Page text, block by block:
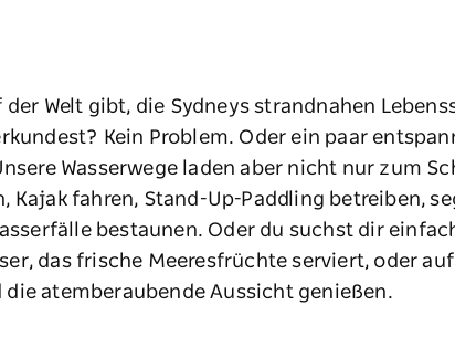
Welt gibt, die Sydneys strandnahen
Kein Problem. Oder ein paar
Wasserwege laden aber nicht nur zum
Kajak fahren, Stand-Up-Paddling betreiben,
bestaunen. Oder du suchst dir
das frische Meeresfrüchte serviert, oder
die atemberaubende Aussicht genießen.